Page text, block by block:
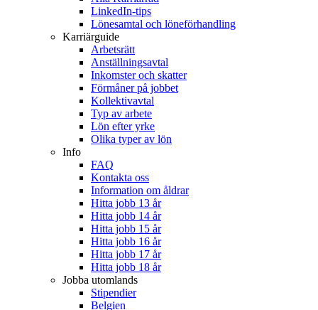
LinkedIn-tips
Lönesamtal och löneförhandling
Karriärguide
Arbetsrätt
Anställningsavtal
Inkomster och skatter
Förmåner på jobbet
Kollektivavtal
Typ av arbete
Lön efter yrke
Olika typer av lön
Info
FAQ
Kontakta oss
Information om åldrar
Hitta jobb 13 år
Hitta jobb 14 år
Hitta jobb 15 år
Hitta jobb 16 år
Hitta jobb 17 år
Hitta jobb 18 år
Jobba utomlands
Stipendier
Belgien